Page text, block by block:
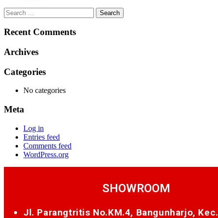
Search
for:
Recent Comments
Archives
Categories
No categories
Meta
Log in
Entries feed
Comments feed
WordPress.org
SHOWROOM
Jl. Parangtritis No.KM.4, Bangunharjo,